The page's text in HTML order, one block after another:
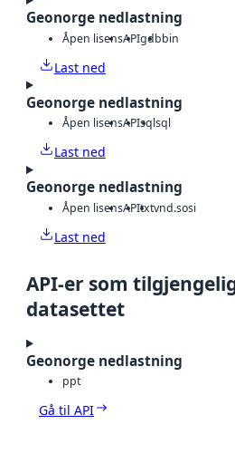
Geonorge nedlastning
Åpen lisensAPIgdbbin
Last ned
Geonorge nedlastning
Åpen lisensAPIsqlsql
Last ned
Geonorge nedlastning
Åpen lisensAPItxtvnd.sosi
Last ned
API-er som
datasettet
Geonorge nedlastning
ppt
Gå til API